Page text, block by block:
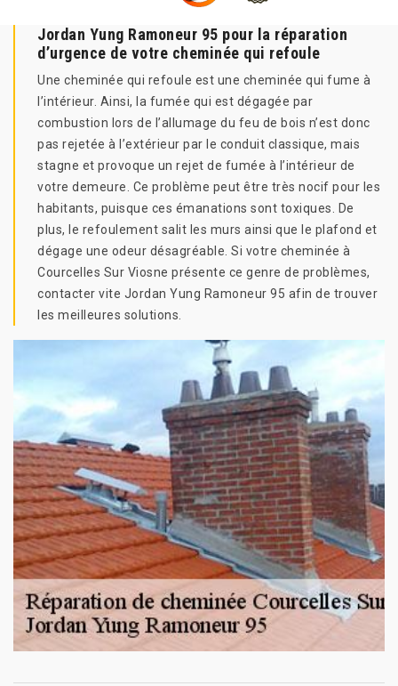
Jordan Yung Ramoneur 95 pour la réparation
d’urgence de votre cheminée qui refoule
Une cheminée qui refoule est une cheminée qui fume à
l’intérieur. Ainsi, la fumée qui est dégagée par
combustion lors de l’allumage du feu de bois n’est donc
pas rejetée à l’extérieur par le conduit classique, mais
stagne et provoque un rejet de fumée à l’intérieur de
votre demeure. Ce problème peut être très nocif pour les
habitants, puisque ces émanations sont toxiques. De
plus, le refoulement salit les murs ainsi que le plafond et
dégage une odeur désagréable. Si votre cheminée à
Courcelles Sur Viosne présente ce genre de problèmes,
contacter vite Jordan Yung Ramoneur 95 afin de trouver
les meilleures solutions.